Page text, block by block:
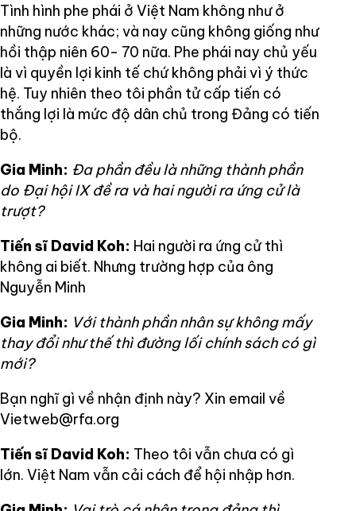
Tình hình phe phái ở Việt Nam không như ở
những nước khác; và nay cũng không giống như
hồi thập niên 60- 70 nữa. Phe phái nay chủ yếu
là vì quyền lợi kinh tế chứ không phải vì ý thức
hệ. Tuy nhiên theo tôi phần tử cấp tiến có
thắng lợi là mức độ dân chủ trong Đảng có tiến
bộ.
Gia Minh: Đa phần đều là những thành phần
do Đại hội IX đề ra và hai người ra ứng cử là
trượt?
Tiến sĩ David Koh: Hai người ra ứng cử thì
không ai biết. Nhưng trường hợp của ông
Nguyễn Minh
Gia Minh: Với thành phần nhân sự không mấy
thay đổi như thế thì đường lối chính sách có gì
mới?
Bạn nghĩ gì về nhận định này? Xin email về
Vietweb@rfa.org
Tiến sĩ David Koh: Theo tôi vẫn chưa có gì
lớn. Việt Nam vẫn cải cách để hội nhập hơn.